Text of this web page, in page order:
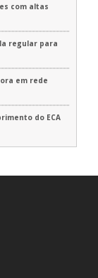
com altas
regular para
em rede
do ECA